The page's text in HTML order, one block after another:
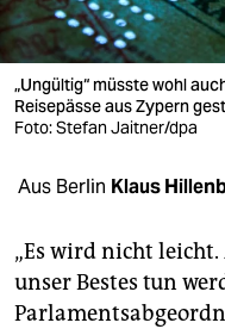
verlag
verlag
veranstaltungen
unterstützen
abo
„Ungültig“ müsste wohl
Reisepässe aus Zypern
Foto: Stefan Jaitner/dpa
Aus Berlin Klaus
„Es wird nicht leicht.
unser Bestes tun